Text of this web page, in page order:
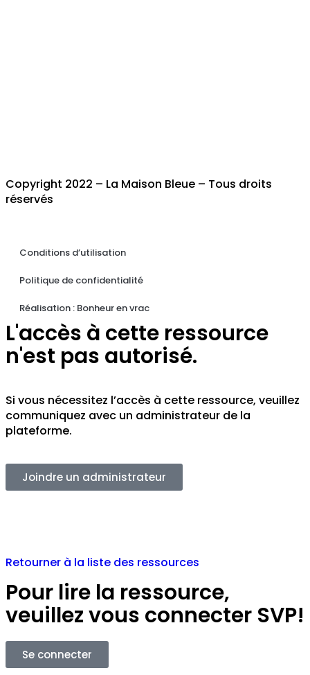
Copyright 2022 – La Maison Bleue – Tous droits
réservés
Conditions d’utilisation
Politique de confidentialité
Réalisation : Bonheur en vrac
L'accès à cette ressource
n'est pas autorisé.
Si vous nécessitez l’accès à cette ressource, veuillez
communiquez avec un administrateur de la
plateforme.
Joindre un administrateur
Retourner à la liste des ressources
Pour lire la ressource,
veuillez vous connecter SVP!
Se connecter